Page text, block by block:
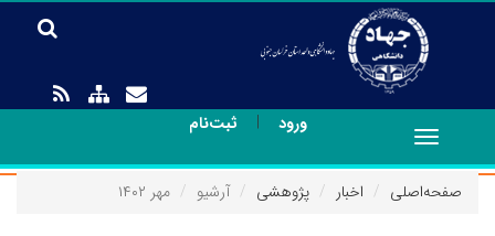
ورود | ثبت‌نام
Toggle
navigation
صفحه‌اصلی
اخبار پژوهشی آرشیو مهر ۱۴۰۲